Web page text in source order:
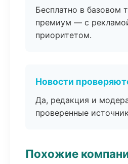
Бесплатно в базовом
премиум — с
приоритетом.
Новости
Да, редакция и
проверенные
Похожие